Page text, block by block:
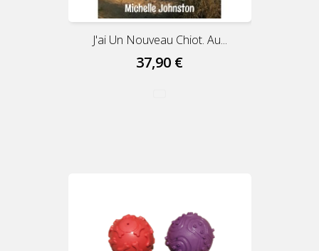
J'ai Un Nouveau Chiot. Au...
37,90 €